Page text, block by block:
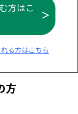
方はこ
る方はこちら
方